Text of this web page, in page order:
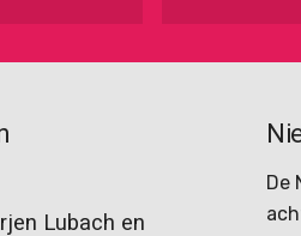
Lubach en
De